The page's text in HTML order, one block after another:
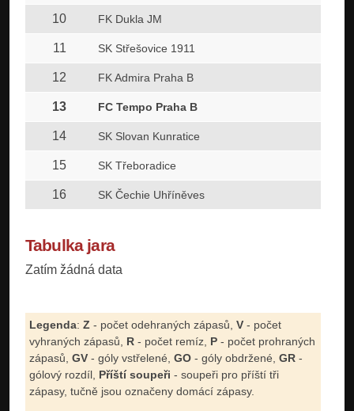
10 FK Dukla JM
11 SK Střešovice 1911
12 FK Admira Praha B
13 FC Tempo Praha B
14 SK Slovan Kunratice
15 SK Třeboradice
16 SK Čechie Uhříněves
Tabulka jara
Zatím žádná data
Legenda: Z - počet odehraných zápasů, V - počet
vyhraných zápasů, R - počet remíz, P - počet prohraných
zápasů, GV - góly vstřelené, GO - góly obdržené, GR -
gólový rozdíl, Příští soupeři - soupeři pro příští tři
zápasy, tučně jsou označeny domácí zápasy.